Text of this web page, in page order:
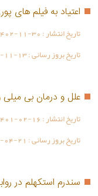
اعتیاد به فیلم های
تاریخ انتشار :11-30
تاریخ بروز رسانی :11-13
علل و درمان بی
تاریخ انتشار :02-16
تاریخ بروز رسانی : 04-21
سندرم استکهلم در